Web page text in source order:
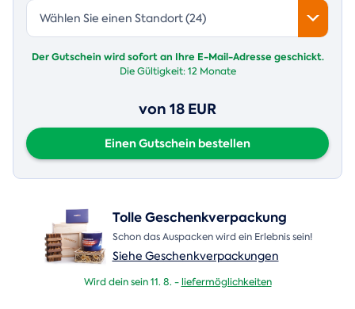
Wählen Sie einen Standort (24)
Der Gutschein wird sofort an Ihre E-Mail-Adresse geschickt.
Die Gültigkeit:12 Monate
von 18 EUR
Einen Gutschein bestellen
Tolle Geschenkverpackung
Schon das Auspacken wird ein Erlebnis sein!
Siehe Geschenkverpackungen
Wird dein sein 11. 8. -liefermöglichkeiten